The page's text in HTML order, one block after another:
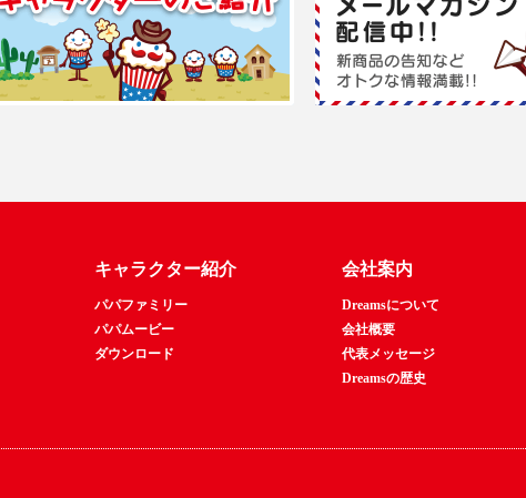
キャラクター紹介
パパファミリー
パパムービー
ダウンロード
会社案内
Dreamsについて
会社概要
代表メッセージ
Dreamsの歴史